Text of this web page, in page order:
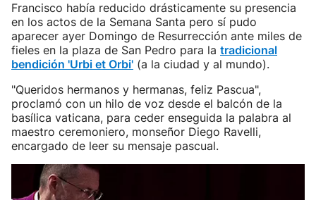
Francisco había reducido drásticamente su presencia
en los actos de la Semana Santa pero sí pudo
aparecer ayer Domingo de Resurrección ante miles de
fieles en la plaza de San Pedro para la tradicional
bendición 'Urbi et Orbi' (a la ciudad y al mundo).
"Queridos hermanos y hermanas, feliz Pascua",
proclamó con un hilo de voz desde el balcón de la
basílica vaticana, para ceder enseguida la palabra al
maestro ceremoniero, monseñor Diego Ravelli,
encargado de leer su mensaje pascual.